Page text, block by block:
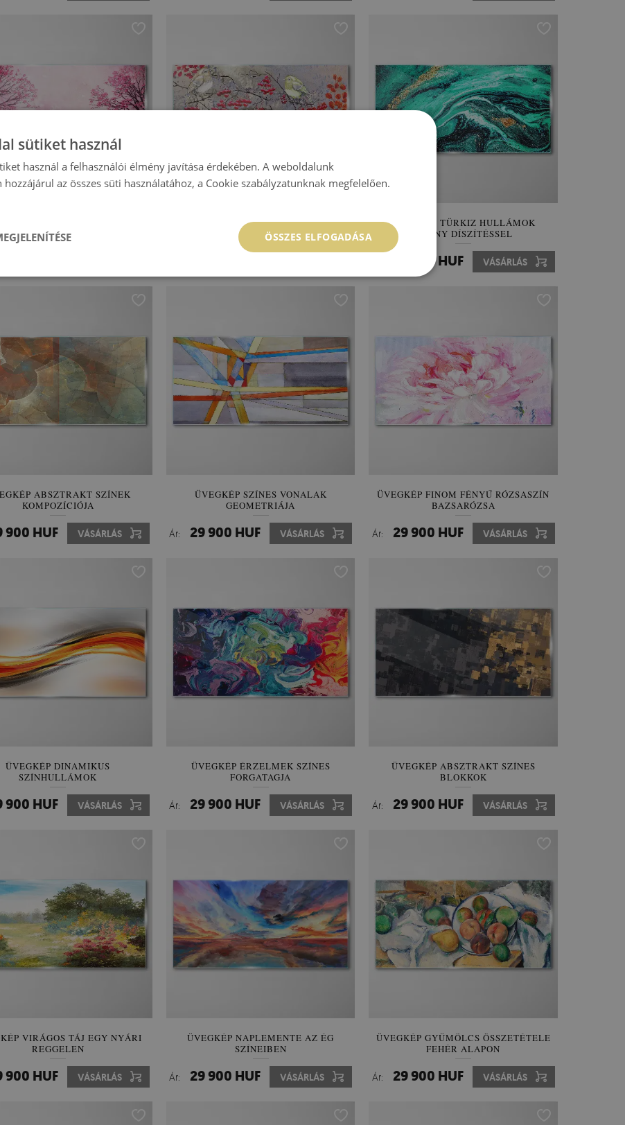
TAVASZI AURÁBAN
ÜVEGKÉP MADARAK EGY ÁGON
GYÜMÖLCS
ÜVEGKÉP TÜRKIZ HULLÁMOK
ARANY DÍSZÍTÉSSEL
29 900 HUF VÁSÁRLÁS
ABSZTRAKT SZÍNEK
KOMPOZÍCIÓJA
900 HUF VÁSÁRLÁS
ÜVEGKÉP SZÍNES VONALAK
GEOMETRIÁJA
Ár: 29 900 HUF VÁSÁRLÁS
ÜVEGKÉP FINOM FÉNYŰ RÓZSASZÍN
BAZSARÓZSA
Ár: 29 900 HUF VÁSÁRLÁS
ÜVEGKÉP DINAMIKUS
SZÍNHULLÁMOK
900 HUF VÁSÁRLÁS
ÜVEGKÉP ÉRZELMEK SZÍNES
FORGATAGJA
Ár: 29 900 HUF VÁSÁRLÁS
ÜVEGKÉP ABSZTRAKT SZÍNES
BLOKKOK
Ár: 29 900 HUF VÁSÁRLÁS
VIRÁGOS TÁJ EGY NYÁRI
REGGELEN
900 HUF VÁSÁRLÁS
ÜVEGKÉP NAPLEMENTE AZ ÉG
SZÍNEIBEN
Ár: 29 900 HUF VÁSÁRLÁS
ÜVEGKÉP GYÜMÖLCS ÖSSZETÉTELE
FEHÉR ALAPON
Ár: 29 900 HUF VÁSÁRLÁS
sütiket használ
használ a felhasználói élmény javítása érdekében. A weboldalunk
hozzájárul az összes süti használatához, a Cookie szabályzatunknak megfelelően.
ÖSSZES ELFOGADÁSA